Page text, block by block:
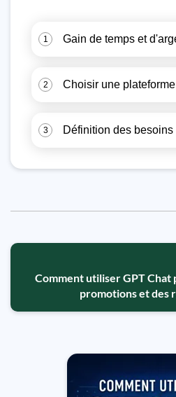
1 Gain de temps et
2 Choisir une
3 Définition des
Comment utiliser GPT Chat
promotions et des